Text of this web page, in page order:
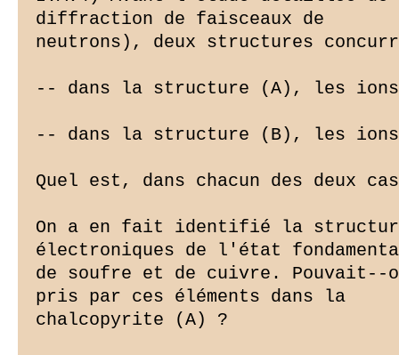
diffraction de faisceaux de
neutrons), deux structures
-- dans la structure (A), les
-- dans la structure (B), les ions
Quel est, dans chacun des deux
On a en fait identifié la
électroniques de l'état
de soufre et de cuivre. Pouvait--
pris par ces éléments dans la
chalcopyrite (A) ?